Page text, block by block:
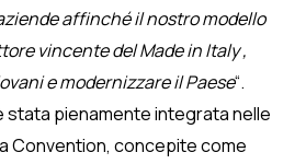
affinché il nostro modello
vincente del Made in Italy ,
e modernizzare il Paese“.
pienamente integrata nelle
Convention, concepite come